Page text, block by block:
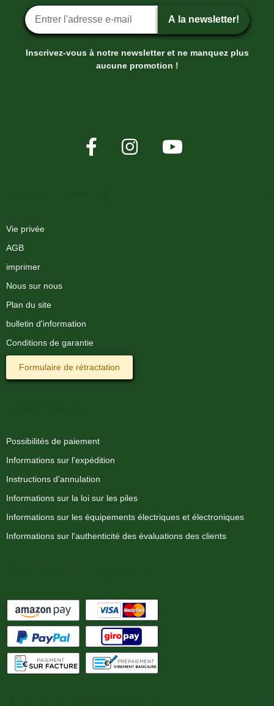
Inscription ? la newsletter
A la newsletter!
Inscrivez-vous à notre newsletter et ne manquez plus
aucune promotion !
Vie privée
AGB
imprimer
Nous sur nous
Plan du site
bulletin d'information
Conditions de garantie
Formulaire de rétractation
Possibilités de paiement
Informations sur l'expédition
Instructions d'annulation
Informations sur la loi sur les piles
Informations sur les équipements électriques et électroniques
Informations sur l'authenticité des évaluations des clients